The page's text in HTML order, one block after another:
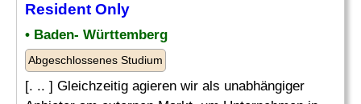
Resident Only
• Baden- Württemberg
Abgeschlossenes Studium
[. .. ] Gleichzeitig agieren wir als unabhängiger